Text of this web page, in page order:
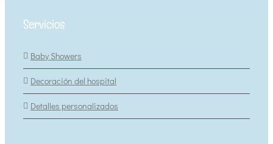
Servicios
Baby Showers
Decoración del hospital
Detalles personalizados